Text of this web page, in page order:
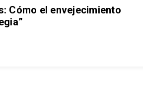
Cómo el envejecimiento